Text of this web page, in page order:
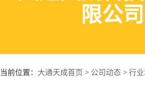
限公司
当前位置： 大通天成首页 > 公司动态 > 行